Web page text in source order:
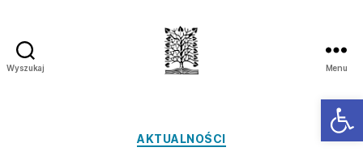
Wyszukaj Menu
AKTUALNOŚCI